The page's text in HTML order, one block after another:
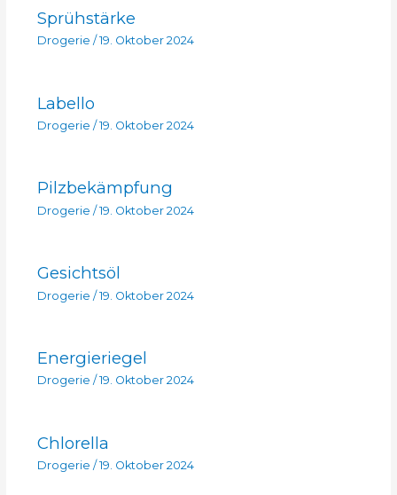
Sprühstärke
Drogerie / 19. Oktober 2024
Labello
Drogerie / 19. Oktober 2024
Pilzbekämpfung
Drogerie / 19. Oktober 2024
Gesichtsöl
Drogerie /19. Oktober 2024
Energieriegel
Drogerie / 19. Oktober 2024
Chlorella
Drogerie / 19. Oktober 2024